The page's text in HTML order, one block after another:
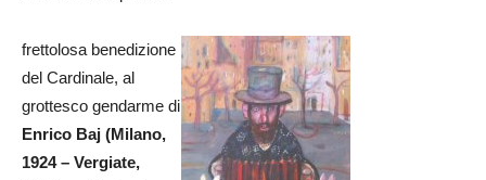
frettolosa benedizione
del Cardinale, al
grottesco gendarme di
Enrico Baj (Milano,
1924 – Vergiate,